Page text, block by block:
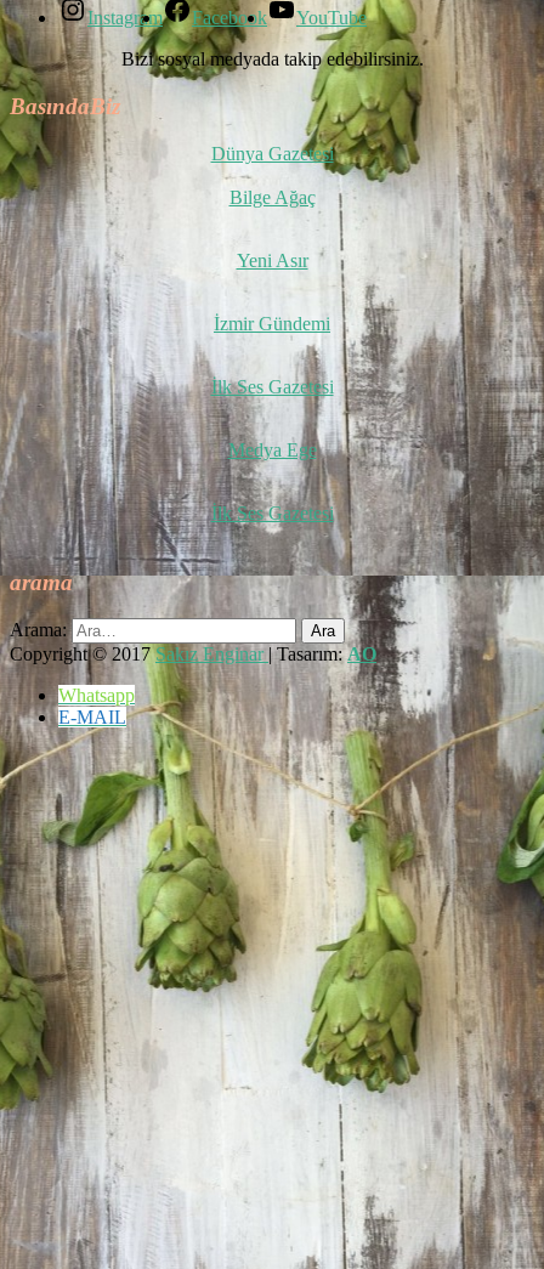
Instagram Facebook
YouTube
Bizi sosyal medyada takip edebilirsiniz.
BasındaBiz
Dünya Gazetesi
Bilge Ağaç
Yeni Asır
İzmir Gündemi
İlk Ses Gazetesi
Medya Ege
İlk Ses Gazetesi
arama
Arama:
Copyright © 2017Sakız Enginar | Tasarım:AO
Whatsapp
E-MAIL